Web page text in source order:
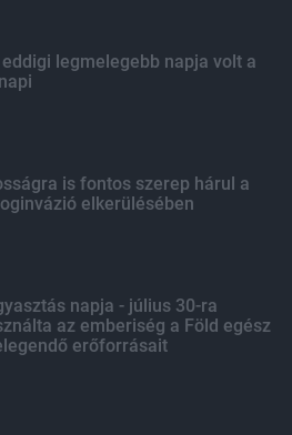
legmelegebb napja volt a
is fontos szerep hárul a
elkerülésében
napja - július 30-ra
az emberiség a Föld egész
erőforrásait